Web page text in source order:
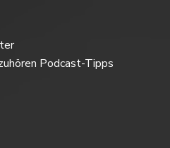
Podcast-Tipps